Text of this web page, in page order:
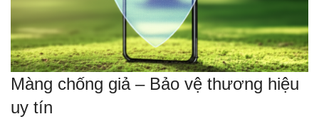
Màng chống giả – Bảo vệ thương hiệu
uy tín